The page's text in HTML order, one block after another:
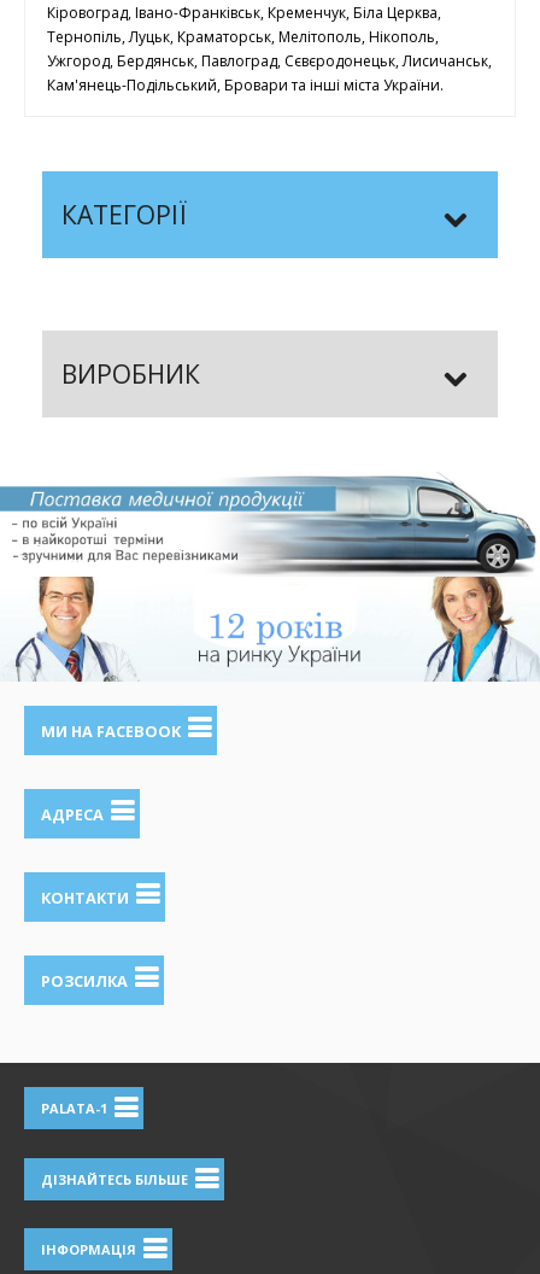
Кіровоград, Івано-Франківськ, Кременчук, Біла Церква,
Тернопіль, Луцьк, Краматорськ, Мелітополь, Нікополь,
Ужгород, Бердянськ, Павлоград, Сєвєродонецьк, Лисичанськ,
Кам'янець-Подільський, Бровари та інші міста України.
КАТЕГОРІЇ
ВИРОБНИК
МИ НА FACEBOOK
АДРЕСА
КОНТАКТИ
РОЗСИЛКА
PALATA-1
ДІЗНАЙТЕСЬ БІЛЬШЕ
ІНФОРМАЦІЯ